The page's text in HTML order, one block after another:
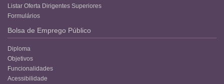
Listar Oferta Dirigentes Superiores
Formulários
Bolsa de Emprego Público
Diploma
Objetivos
Funcionalidades
Acessibilidade